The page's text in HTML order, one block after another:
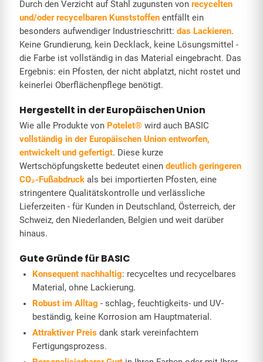
Durch den Verzicht auf Stahl zugunsten von recycelten
und/oder recycelbaren Kunststoffen entfällt ein
besonders aufwendiger Industrieschritt: das Lackieren.
Keine Grundierung, kein Decklack, keine Lösungsmittel -
die Farbe ist vollständig in das Material eingebracht. Das
Ergebnis: ein Pfosten, der nicht abplatzt, nicht rostet und
keinerlei Oberflächenpflege benötigt.
Hergestellt in der Europäischen Union
Wie alle Produkte von Potelet® wird auch BASIC
vollständig in der Europäischen Union entworfen,
entwickelt und gefertigt. Diese kurze
Wertschöpfungskette bedeutet einen deutlich geringeren
CO₂-Fußabdruck als bei importierten Pfosten, eine
stringentere Qualitätskontrolle und verlässliche
Lieferzeiten - für Kunden in Deutschland, Österreich, der
Schweiz, den Niederlanden, Belgien und weit darüber
hinaus.
Gute Gründe für BASIC
Konsequent nachhaltig: recyceltes und recycelbares
Material, ohne Lackierung.
Robust im Alltag - schlag-, feuchtigkeits- und UV-
beständig, keine Korrosion am Hauptmaterial.
Attraktiver Preis dank stark vereinfachtem
Fertigungsprozess.